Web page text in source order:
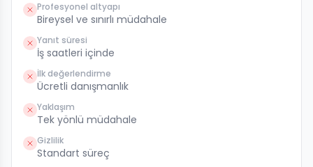
Profesyonel altyapı
Bireysel ve sınırlı müdahale
Yanıt süresi
İş saatleri içinde
İlk değerlendirme
Ücretli danışmanlık
Yaklaşım
Tek yönlü müdahale
Gizlilik
Standart süreç